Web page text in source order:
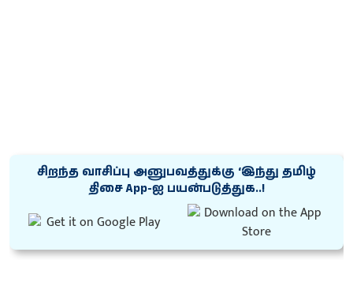
சிறந்த வாசிப்பு அனுபவத்துக்கு ‘இந்து தமிழ்
திசை App-ஐ பயன்படுத்துக..!